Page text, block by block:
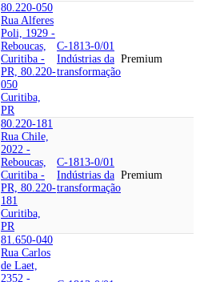
80.220-050
Rua Alferes
Poli, 1929 -
Reboucas,
Curitiba -
PR, 80.220-
050
Curitiba,
PR
C-1813-0/01
Indústrias da
transformação
Premium
80.220-181
Rua Chile,
2022 -
Reboucas,
Curitiba -
PR, 80.220-
181
Curitiba,
PR
C-1813-0/01
Indústrias da
transformação
Premium
81.650-040
Rua Carlos
de Laet,
2352 -